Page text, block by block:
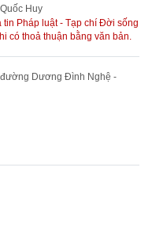
Huy
Pháp luật - Tạp chí Đời sống
có thoả thuận bằng văn bản.
đường Dương Đình Nghệ -